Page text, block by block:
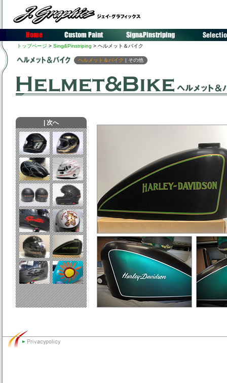
トップページ > Sing&Pinstriping > ヘルメット＆バイク
ヘルメット＆バイク | その他
次へ